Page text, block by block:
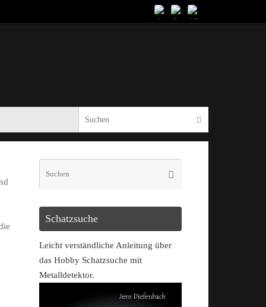
Schatzsuche
Leicht verständliche Anleitung über
das Hobby Schatzsuche mit
Metalldetektor.